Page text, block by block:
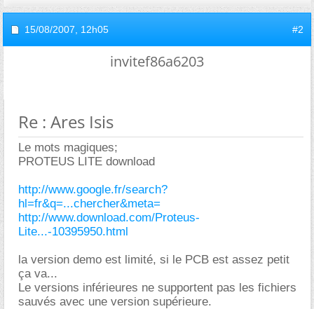
15/08/2007, 12h05 #2
invitef86a6203
Re : Ares Isis
Le mots magiques;
PROTEUS LITE download
http://www.google.fr/search?
hl=fr&q=...chercher&meta=
http://www.download.com/Proteus-
Lite...-10395950.html
la version demo est limité, si le PCB est assez petit
ça va...
Le versions inférieures ne supportent pas les fichiers
sauvés avec une version supérieure.